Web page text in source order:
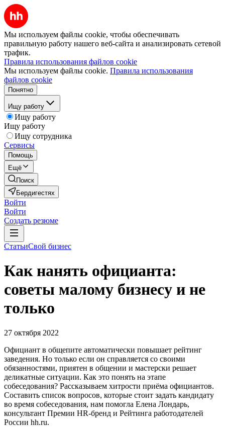
Мы используем файлы cookie, чтобы обеспечивать
правильную работу нашего веб-сайта и анализировать сетевой
трафик.
Правила использования файлов cookie
Мы используем файлы cookie. Правила использования
файлов cookie
Понятно
Ищу работу
Ищу работу
Ищу работу
Ищу сотрудника
Сервисы
Помощь
Ещё
Поиск
Бердигестях
Войти
Войти
Создать резюме
СтатьиСвой бизнес
Как нанять официанта:
советы малому бизнесу и не
только
27 октября 2022
Официант в общепите автоматически повышает рейтинг
заведения. Но только если он справляется со своими
обязанностями, приятен в общении и мастерски решает
деликатные ситуации. Как это понять на этапе
собеседования? Рассказываем хитрости приёма официантов.
Составить список вопросов, которые стоит задать кандидату
во время собеседования, нам помогла Елена Лондарь,
консультант Премии HR-бренд и Рейтинга работодателей
России hh.ru.